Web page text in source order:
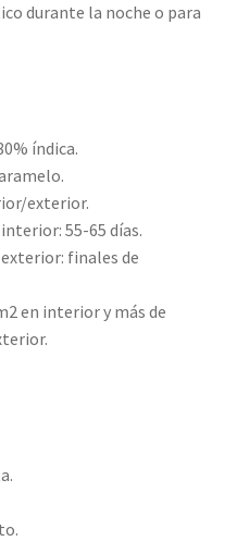
durante la noche o para
índica.
exterior.
55-65 días.
finales de
en interior y más de